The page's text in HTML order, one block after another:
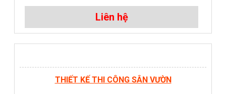
Liên hệ
THIẾT KẾ THI CÔNG SÂN VƯỜN